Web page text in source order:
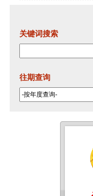
关键词搜索
往期查询